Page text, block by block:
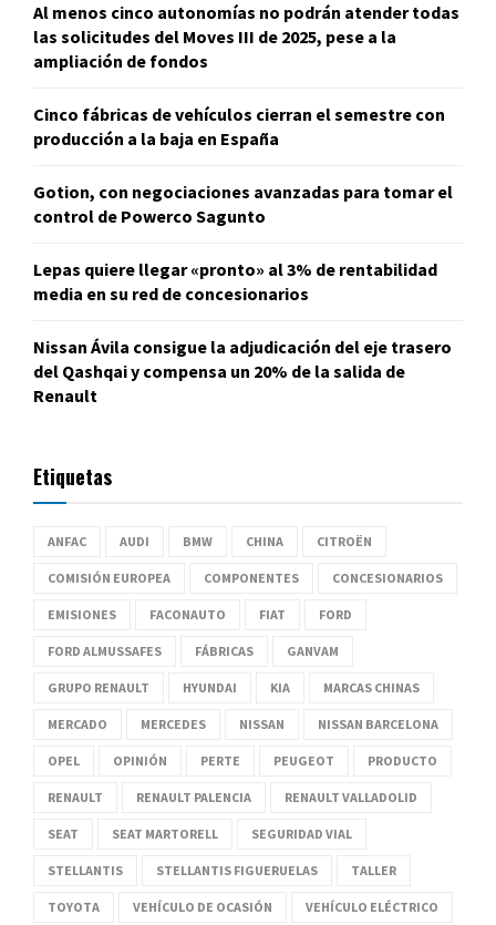
Al menos cinco autonomías no podrán atender todas
las solicitudes del Moves III de 2025, pese a la
ampliación de fondos
Cinco fábricas de vehículos cierran el semestre con
producción a la baja en España
Gotion, con negociaciones avanzadas para tomar el
control de Powerco Sagunto
Lepas quiere llegar «pronto» al 3% de rentabilidad
media en su red de concesionarios
Nissan Ávila consigue la adjudicación del eje trasero
del Qashqai y compensa un 20% de la salida de
Renault
Etiquetas
ANFAC AUDI BMW CHINA CITROËN
COMISIÓN EUROPEA COMPONENTES CONCESIONARIOS
EMISIONES FACONAUTO FIAT FORD
FORD ALMUSSAFES FÁBRICAS GANVAM
GRUPO RENAULT HYUNDAI KIA MARCAS CHINAS
MERCADO MERCEDES NISSAN NISSAN BARCELONA
OPEL OPINIÓN PERTE PEUGEOT PRODUCTO
RENAULT RENAULT PALENCIA RENAULT VALLADOLID
SEAT SEAT MARTORELL SEGURIDAD VIAL
STELLANTIS STELLANTIS FIGUERUELAS TALLER
TOYOTA VEHÍCULO DE OCASIÓN VEHÍCULO ELÉCTRICO